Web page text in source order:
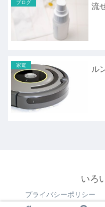
ブログ 流
家電 ル
いろ
プライバシーポリシー